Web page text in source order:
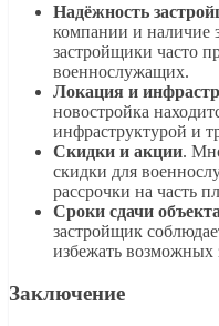
Надёжность
компании и наличие
застройщики часто
военнослужащих.
Локация и
новостройка
инфраструктурой и
Скидки и акции.
скидки для
рассрочки на часть
Сроки сдачи объекта
застройщик
избежать возможных
Заключение